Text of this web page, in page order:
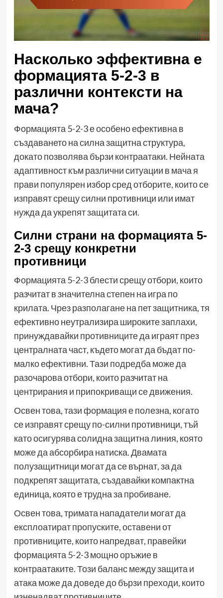
Насколько эффективна е
формацията 5-2-3 в
различни контексти на
мача?
Формацията 5-2-3 е особено ефективна в
създаването на силна защитна структура,
докато позволява бързи контраатаки. Нейната
адаптивност към различни ситуации в мача я
прави популярен избор сред отборите, които се
изправят срещу силни противници или имат
нужда да укрепят защитата си.
Силни страни на формацията 5-
2-3 срещу конкретни
противници
Формацията 5-2-3 блести срещу отбори, които
разчитат в значителна степен на игра по
крилата. Чрез разполагане на пет защитника, тя
ефективно неутрализира широките заплахи,
принуждавайки противниците да играят през
централната част, където могат да бъдат по-
малко ефективни. Тази подредба може да
разочарова отбори, които разчитат на
центрирания и припокриващи се движения.
Освен това, тази формация е полезна, когато
се изправят срещу по-силни противници, тъй
като осигурява солидна защитна линия, която
може да абсорбира натиска. Двамата
полузащитници могат да се върнат, за да
подкрепят защитата, създавайки компактна
единица, която е трудна за пробиване.
Освен това, тримата нападатели могат да
експлоатират пропуските, оставени от
противниците, които напредват, правейки
формацията 5-2-3 мощно оръжие в
контраатаките. Този баланс между защита и
атака може да доведе до бързи преходи, които